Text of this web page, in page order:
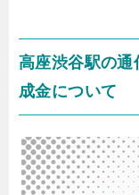
高座渋谷駅の通
成金について